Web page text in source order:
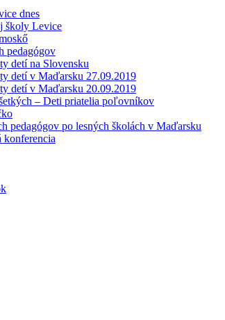
dnes
školy Levice
pedagógov
detí na Slovensku
detí v Maďarsku 27.09.2019
detí v Maďarsku 20.09.2019
– Deti priatelia poľovníkov
pedagógov po lesných školách v Maďarsku
konferencia